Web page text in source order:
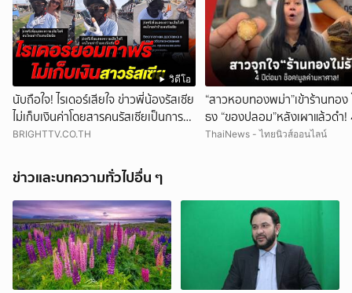
วิดีโอ
นับถือใจ! ไรเดอร์เสียใจ ข่าวพี่น้องรัสเซีย
ไม่เก็บเงินค่าโดยสารคนรัสเซียเป็นการ
ขอโทษ
BRIGHTTV.CO.TH
“สาวหอบทองพม่า”เข้าร้านทอ
ธง “ของปลอม”หลังเผาแล้วดำ
มา ช็อกมูลค่าพุ่งมหาศาล!
ThaiNews - ไทยนิวส์ออนไลน์
ข่าวและบทความทั่วไปอื่น ๆ